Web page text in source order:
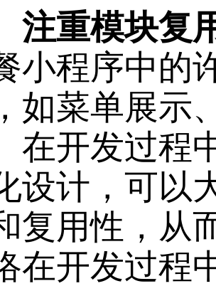
注重模块复
小程序中的
如菜单展示
在开发过程
设计，可以
复用性，从
在开发过程